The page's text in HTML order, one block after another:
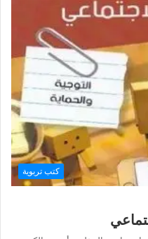
كتب تربوية